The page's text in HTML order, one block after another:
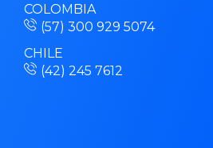
COLOMBIA
(57) 300 929 5074
CHILE
(42) 245 7612